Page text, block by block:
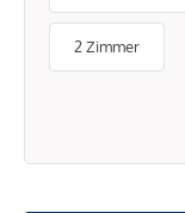
2 Zimmer